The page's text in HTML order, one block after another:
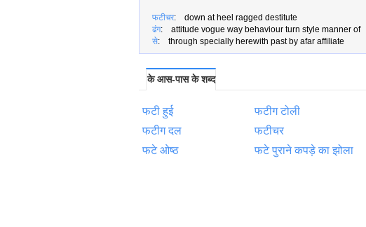
फटीचर: down at heel ragged destitute
ढंग: attitude vogue way behaviour turn style manner of
से: through specially herewith past by afar affiliate
के आस-पास के शब्द
फटी हुई फटीग टोली
फटीग दल
फटीचर
फटे ओष्ठ
फटे पुराने कपड़े का झोला